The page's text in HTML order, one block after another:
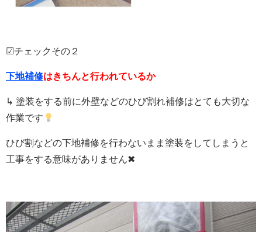
☑チェックその２
下地補修はきちんと行われているか
↳ 塗装をする前に外壁などのひび割れ補修はとても大切な
作業です
ひび割などの下地補修を行わないまま塗装をしてしまうと
工事をする意味がありません✖